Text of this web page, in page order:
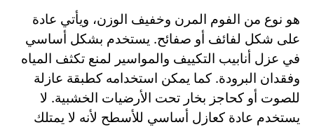
هو نوع من الفوم المرن وخفيف الوزن، ويأتي عادة
على شكل لفائف أو صفائح. يستخدم بشكل أساسي
في عزل أنابيب التكييف والمواسير لمنع تكثف المياه
وفقدان البرودة. كما يمكن استخدامه كطبقة عازلة
للصوت أو كحاجز بخار تحت الأرضيات الخشبية. لا
يستخدم عادة كعازل أساسي للأسطح لأنه لا يمتلك